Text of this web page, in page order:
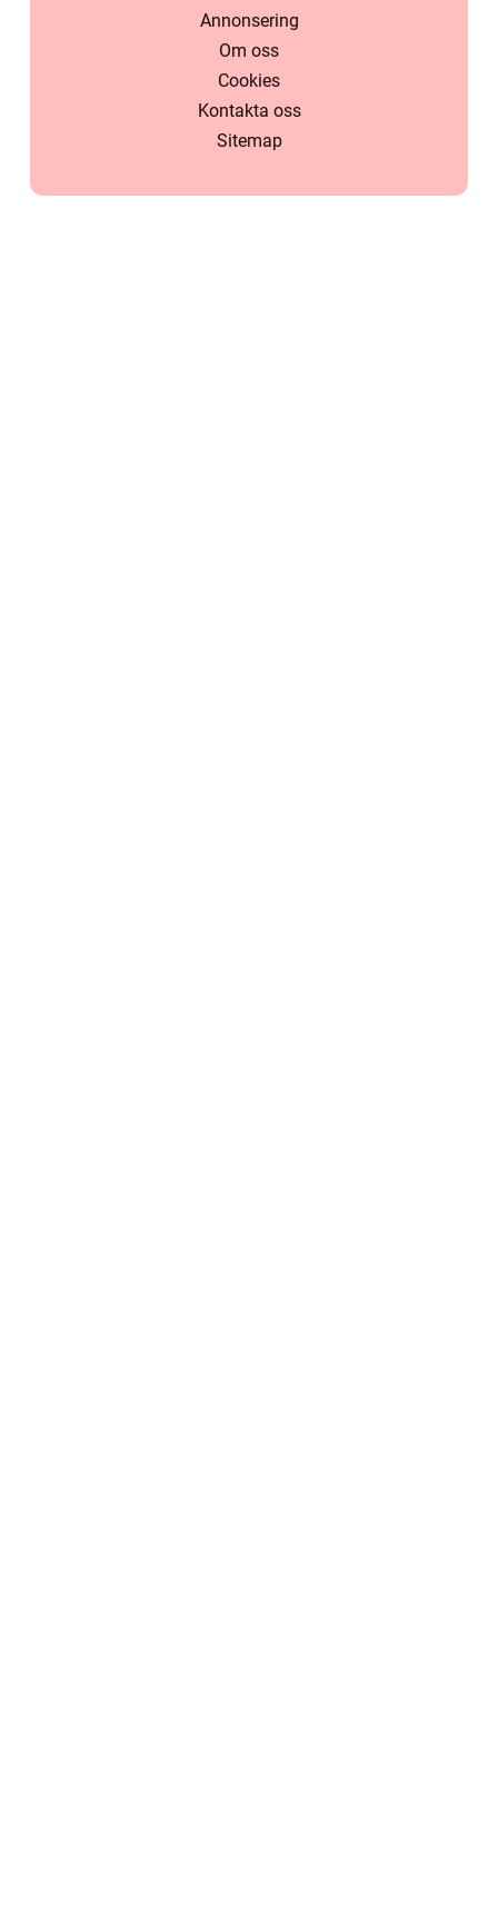
Annonsering
Om oss
Cookies
Kontakta oss
Sitemap